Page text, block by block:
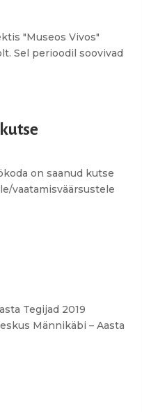
"Museos Vivos"
Sel perioodil soovivad
on saanud kutse
vaatamisväärsustele
Tegijad 2019
Männikäbi – Aasta